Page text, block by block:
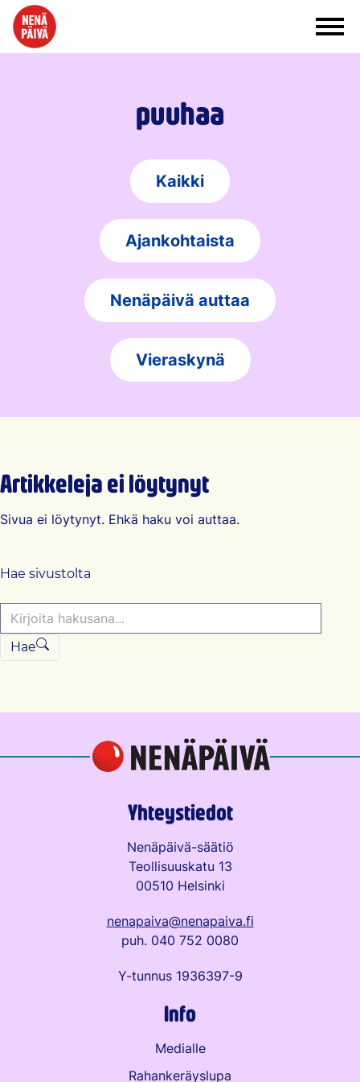
Siirry sisältöön
puuhaa
Kaikki
Ajankohtaista
Nenäpäivä auttaa
Vieraskynä
Artikkeleja ei löytynyt
Sivua ei löytynyt. Ehkä haku voi auttaa.
Hae sivustolta
Hae
Yhteystiedot
Nenäpäivä-säätiö
Teollisuuskatu 13
00510 Helsinki
nenapaiva@nenapaiva.fi
puh. 040 752 0080
Y-tunnus 1936397-9
Info
Medialle
Rahankeräyslupa